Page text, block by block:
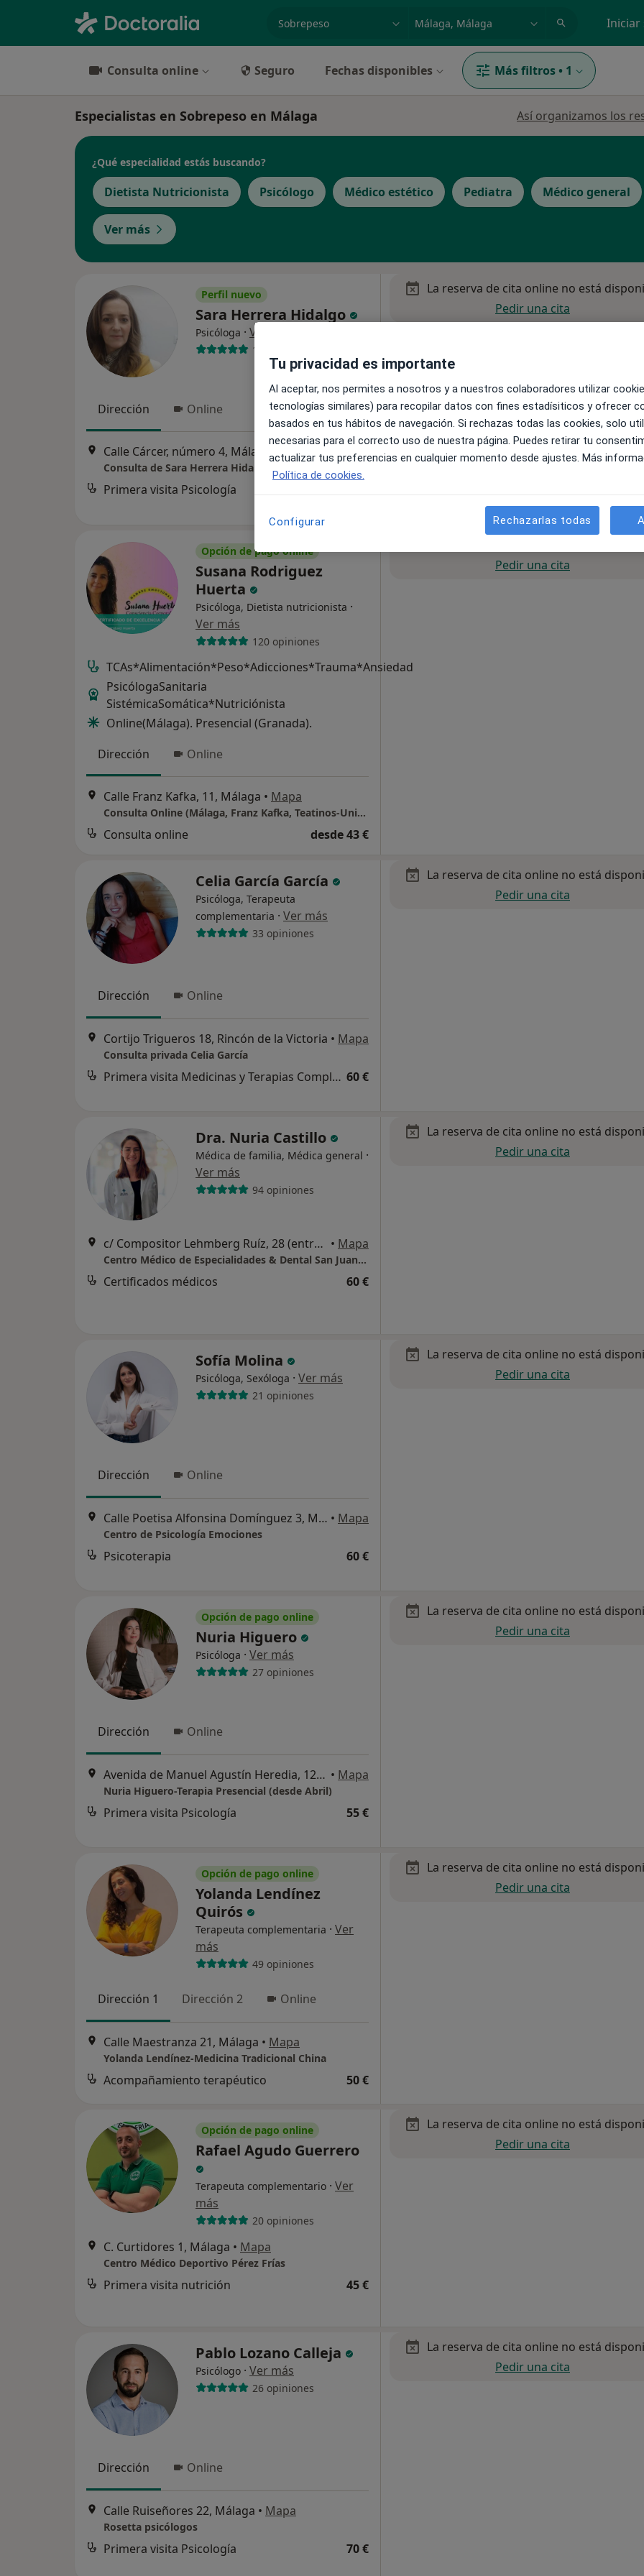
especialidad, enfermedad o nombre
p. ej. Madrid Iniciar
Consulta online Seguro Fechas disponibles Más filtros • 1
Especialistas en Sobrepeso en Málaga Así organizamos los
¿Qué especialidad estás buscando?
Dietista Nutricionista Psicólogo Médico estético Pediatra Médico general
Ver más
Perfil nuevo
Sara Herrera Hidalgo
Psicóloga · Ver más
1 opinión
Dirección Online
Calle Cárcer, número 4, Málaga Mapa
Consulta de Sara Herrera Hidalgo
Primera visita Psicología
La reserva de cita online no está
Pedir una cita
Opción de pago online
Susana Rodriguez
Huerta
Psicóloga, Dietista nutricionista ·
Ver más
120 opiniones
TCAs*Alimentación*Peso*Adicciones*Trauma*Ansiedad
PsicólogaSanitaria
SistémicaSomática*Nutriciónista
Online(Málaga). Presencial (Granada).
Dirección
Online
Calle Franz Kafka, 11, Málaga • Mapa
Consulta Online (Málaga, Franz Kafka, Teatinos-Universidad)
Consulta online desde 43 €
Pedir una cita
Celia García García
Psicóloga, Terapeuta
complementaria · Ver más
33 opiniones
Dirección Online
Cortijo Trigueros 18, Rincón de la Victoria • Mapa
Consulta privada Celia García
Primera visita Medicinas y Terapias Complementarias 60 €
La reserva de cita online no está
Pedir una cita
Dra. Nuria Castillo
Médica de familia, Médica general ·
Ver más
94 opiniones
c/ Compositor Lehmberg Ruíz, 28 (entrada tambien por Plaza San Juan De La Cruz), Málaga • Mapa
Centro Médico de Especialidades & Dental San Juan de la Cruz - Málaga
Certificados médicos 60 €
La reserva de cita online no está
Pedir una cita
Sofía Molina
Psicóloga, Sexóloga · Ver más
21 opiniones
Dirección Online
Calle Poetisa Alfonsina Domínguez 3, Málaga • Mapa
Centro de Psicología Emociones
Psicoterapia 60 €
La reserva de cita online no está
Pedir una cita
Opción de pago online
Nuria Higuero
Psicóloga · Ver más
27 opiniones
Dirección Online
Avenida de Manuel Agustín Heredia, 12, Málaga • Mapa
Nuria Higuero-Terapia Presencial (desde Abril)
Primera visita Psicología 55 €
La reserva de cita online no está
Pedir una cita
Opción de pago online
Yolanda Lendínez
Quirós
Terapeuta complementaria · Ver
más
49 opiniones
Dirección 1 Dirección 2 Online
Calle Maestranza 21, Málaga • Mapa
Yolanda Lendínez-Medicina Tradicional China
Acompañamiento terapéutico 50 €
La reserva de cita online no está
Pedir una cita
Opción de pago online
Rafael Agudo Guerrero
Terapeuta complementario · Ver
más
20 opiniones
C. Curtidores 1, Málaga • Mapa
Centro Médico Deportivo Pérez Frías
Primera visita nutrición 45 €
La reserva de cita online no está
Pedir una cita
Pablo Lozano Calleja
Psicólogo · Ver más
26 opiniones
Dirección Online
Calle Ruiseñores 22, Málaga • Mapa
Rosetta psicólogos
Primera visita Psicología 70 €
La reserva de cita online no está
Pedir una cita
Tu privacidad es importante
Al aceptar, nos permites a nosotros y a nuestros colaboradores utilizar
tecnologías similares) para recopilar datos con fines estadísiticos y ofrecer
basados en tus hábitos de navegación. Si rechazas todas las cookies, solo
necesarias para el correcto uso de nuestra página. Puedes retirar tu
actualizar tus preferencias en cualquier momento desde ajustes. Más
Política de cookies.
Configurar Rechazarlas todas